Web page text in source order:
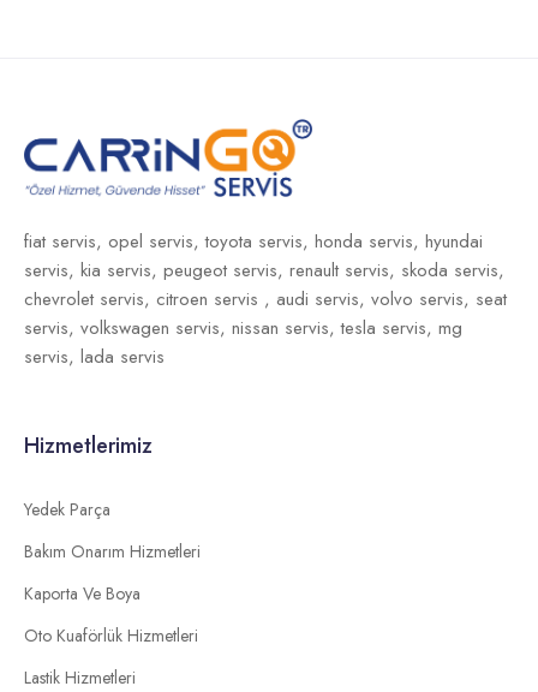
fiat servis, opel servis,toyota servis, honda servis, hyundai
servis, kia servis, peugeot servis, renault servis, skoda servis,
chevrolet servis, citroen servis , audi servis, volvo servis, seat
servis, volkswagen servis, nissan servis,tesla servis, mg
servis, lada servis
Hizmetlerimiz
Yedek Parça
Bakım Onarım Hizmetleri
Kaporta Ve Boya
Oto Kuaförlük Hizmetleri
Lastik Hizmetleri